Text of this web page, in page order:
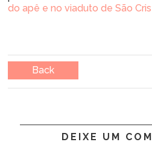
do apê e no viaduto de São
Back
DEIXE UM